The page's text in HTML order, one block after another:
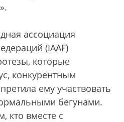
ассоциация
(IAAF)
которые
конкурентным
ему участвовать
бегунами.
кто вместе с